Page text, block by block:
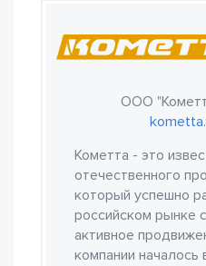
ООО
Кометта - это
отечественного
который успешно
российском рынке
активное
компании началось